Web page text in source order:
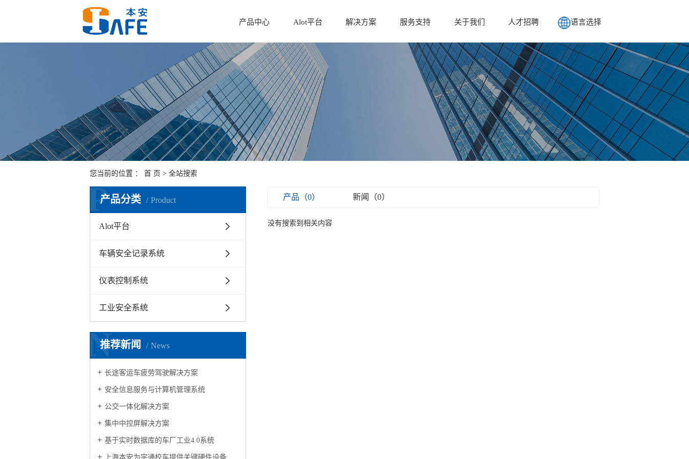
产品中心 Alot平台 解决方案 服务支持 关于我们 人才招聘 语言选择
您当前的位置 ： 首 页 > 全站搜索
产品分类 Product
P
Alot平台
车辆安全记录系统
仪表控制系统
工业安全系统
推荐新闻 News
N
长途客运车疲劳驾驶解决方案
安全信息服务与计算机管理系统
公交一体化解决方案
集中中控屏解决方案
基于实时数据库的车厂工业4.0系统
上海本安为宇通校车提供关键硬件设备
产品（0） 新闻（0）
没有搜索到相关内容